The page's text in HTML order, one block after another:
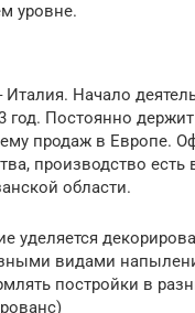
уровне.
Италия. Начало
год. Постоянно
продаж в Европе.
производство есть
области.
уделяется
видами
постройки в